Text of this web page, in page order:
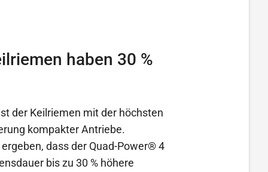
haben 30 %
der Keilriemen mit der höchsten
kompakter Antriebe.
dass der Quad-Power® 4
bis zu 30 % höhere